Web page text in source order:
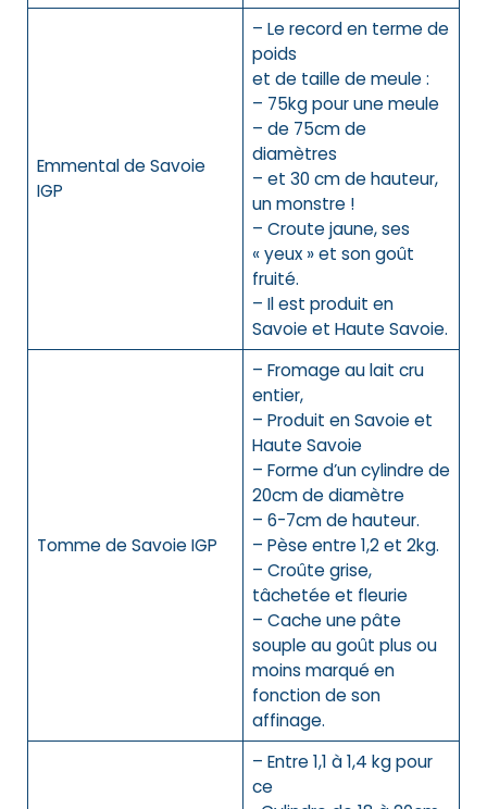
Emmental de Savoie
IGP
– Le record en terme de
poids
et de taille de meule :
– 75kg pour une meule
– de 75cm de
diamètres
– et 30 cm de hauteur,
un monstre !
– Croute jaune, ses
« yeux » et son goût
fruité.
– Il est produit en
Savoie et Haute Savoie.
Tomme de SavoieIGP
– Fromage au lait cru
entier,
– Produit en Savoie et
Haute Savoie
– Forme d’un cylindre de
20cm de diamètre
– 6-7cm de hauteur.
– Pèse entre 1,2 et 2kg.
– Croûte grise,
tâchetée et fleurie
– Cache une pâte
souple au goût plus ou
moins marqué en
fonction de son
affinage.
– Entre 1,1 à 1,4 kg pour
ce